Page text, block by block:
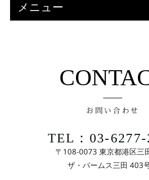
メニュー
お問い合わせ
TEL：03-6277-
〒108-0073 東京都港区三
ザ・パームス三田 403